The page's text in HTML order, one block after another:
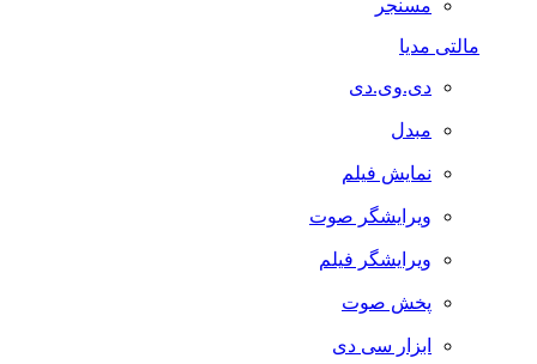
مسنجر
مالتی مدیا
دی.وی.دی
مبدل
نمایش فیلم
ویرایشگر صوت
ویرایشگر فیلم
پخش صوت
ابزار سی دی